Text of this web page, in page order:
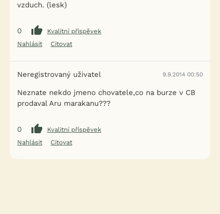
vzduch. (lesk)
0
Kvalitní příspěvek
Nahlásit
Citovat
Neregistrovaný uživatel 9.9.2014 00:50
Neznate nekdo jmeno chovatele,co na burze v CB
prodaval Aru marakanu???
0
Kvalitní příspěvek
Nahlásit
Citovat